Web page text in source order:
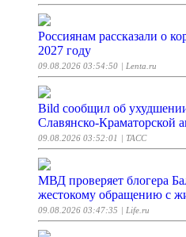
Россиянам рассказали о
2027 году
09.08.2026 03:54:50 | Lenta.ru
Bild сообщил об
Славянско-Краматорской
09.08.2026 03:52:01 | ТАСС
МВД проверяет блогера
жестокому обращению с
09.08.2026 03:47:35 | Life.ru